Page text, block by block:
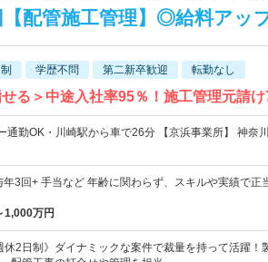
【配管施工管理】◎給料アッ
学歴不問 第二新卒歓迎 転勤なし
る＞中途入社率95％！施工管理元請
勤OK・川崎駅から車で26分 【京浜事業所】 神奈
年3回+ 手当など 年齢に関わらず、スキルや実績で正
1,000万円
休2日制》ダイナミックな案件で裁量を持って活躍！